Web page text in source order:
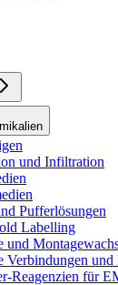
und Infiltration
Pufferlösungen
Labelling
und
Verbindungen
Reagenzien für